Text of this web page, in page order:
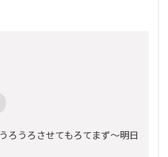
ろうろさせてもろてまず～明日